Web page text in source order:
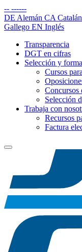
-- ------
DE Alemán CA Catalán
Gallego EN Inglés
Transparencia
DGT en cifras
Selección y
Cursos
Concursos
Selección
Trabaja con
Recursos
Factura